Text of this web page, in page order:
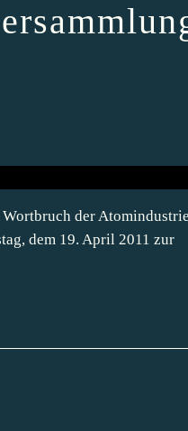
der Atomindustrie
dem 19. April 2011 zur